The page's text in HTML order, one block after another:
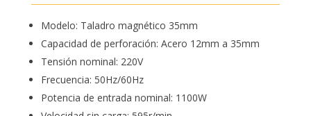
Modelo: Taladro magnético 35mm
Capacidad de perforación: Acero 12mm a 35mm
Tensión nominal: 220V
Frecuencia: 50Hz/60Hz
Potencia de entrada nominal: 1100W